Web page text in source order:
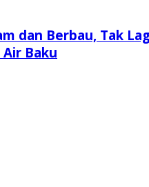
dan Berbau, Tak
Baku